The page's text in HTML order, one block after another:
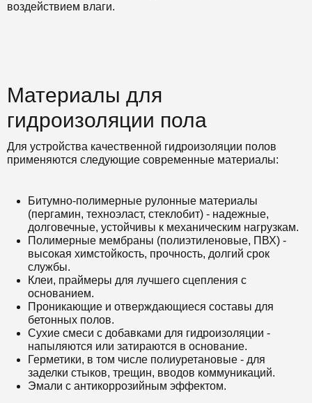
воздействием влаги.
Материалы для
гидроизоляции пола
Для устройства качественной гидроизоляции полов
применяются следующие современные материалы:
Битумно-полимерные рулонные материалы
(пергамин, техноэласт, стеклобит) - надежные,
долговечные, устойчивы к механическим нагрузкам.
Полимерные мембраны (полиэтиленовые, ПВХ) -
высокая химстойкость, прочность, долгий срок
службы.
Клеи, праймеры для лучшего сцепления с
основанием.
Проникающие и отверждающиеся составы для
бетонных полов.
Сухие смеси с добавками для гидроизоляции -
напыляются или затираются в основание.
Герметики, в том числе полиуретановые - для
заделки стыков, трещин, вводов коммуникаций.
Эмали с антикоррозийным эффектом.